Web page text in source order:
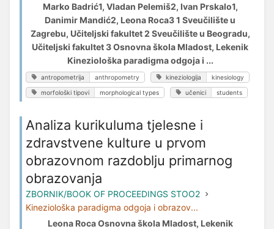
Marko Badrić1, Vladan Pelemiš2, Ivan Prskalo1,
Danimir Mandić2, Leona Roca3 1 Sveučilište u
Zagrebu, Učiteljski fakultet 2 Sveučilište u Beogradu,
Učiteljski fakultet 3 Osnovna škola Mladost, Lekenik
Kineziološka paradigma odgoja i ...
antropometrija anthropometry kineziologija kinesiology
morfološki tipovi morphological types učenici students
Analiza kurikuluma tjelesne i
zdravstvene kulture u prvom
obrazovnom razdoblju primarnog
obrazovanja
ZBORNIK/BOOK OF PROCEEDINGS STOO2
Kineziološka paradigma odgoja i obrazov...
Leona Roca Osnovna škola Mladost, Lekenik